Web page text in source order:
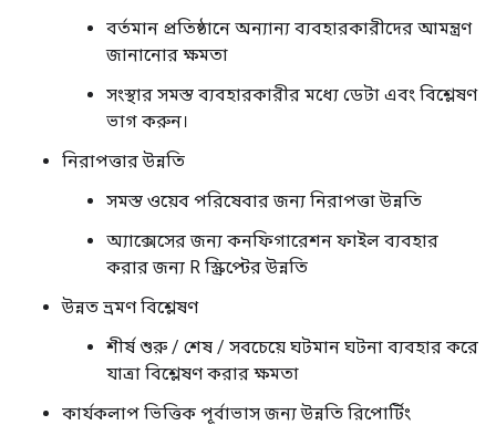
বর্তমান প্রতিষ্ঠানে অন্যান্য ব্যবহারকারীদের আমন্ত্রণ
জানানোর ক্ষমতা
সংস্থার সমস্ত ব্যবহারকারীর মধ্যে ডেটা এবং বিশ্লেষণ
ভাগ করুন।
নিরাপত্তার উন্নতি
সমস্ত ওয়েব পরিষেবার জন্য নিরাপত্তা উন্নতি
অ্যাক্সেসের জন্য কনফিগারেশন ফাইল ব্যবহার
করার জন্য R স্ক্রিপ্টের উন্নতি
উন্নত ভ্রমণ বিশ্লেষণ
শীর্ষ শুরু / শেষ / সবচেয়ে ঘটমান ঘটনা ব্যবহার করে
যাত্রা বিশ্লেষণ করার ক্ষমতা
কার্যকলাপ ভিত্তিক পূর্বাভাস জন্য উন্নতি রিপোর্টিং